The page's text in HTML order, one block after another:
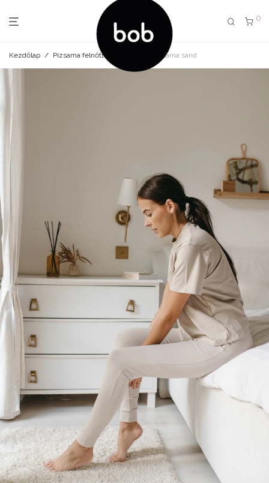
0
Kezdőlap / Pizsama felnőtt felnőtt női pizsama sand